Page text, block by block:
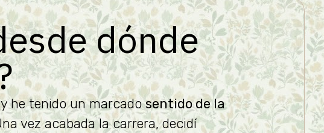
dónde
he tenido un marcadosentido de la
vez acabada la carrera, decidí